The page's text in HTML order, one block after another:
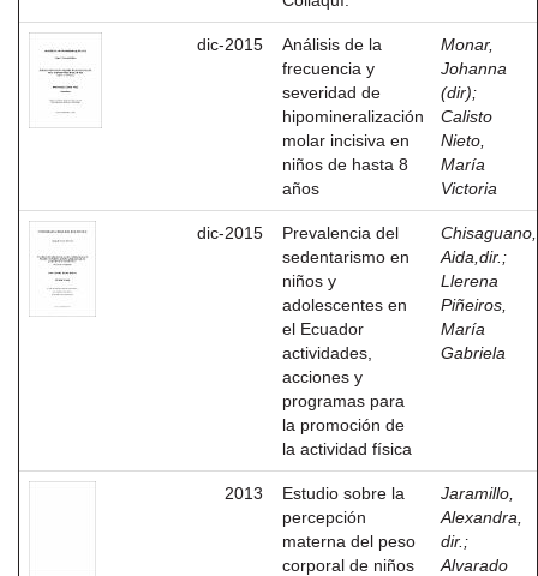
dic-2015
Análisis de la
frecuencia y
severidad de
hipomineralización
molar incisiva en
niños de hasta 8
años
Monar,
Johanna
(dir);
Calisto
Nieto,
María
Victoria
dic-2015
Prevalencia del
sedentarismo en
niños y
adolescentes en
el Ecuador
actividades,
acciones y
programas para
la promoción de
la actividad física
Chisaguano,
Aida,dir. ;
Llerena
Piñeiros,
María
Gabriela
2013
Estudio sobre la
percepción
materna del peso
corporal de niños
Jaramillo,
Alexandra,
dir. ;
Alvarado